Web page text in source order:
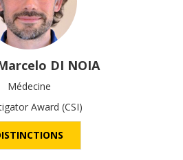
DI NOIA
Médecine
Award (CSI)